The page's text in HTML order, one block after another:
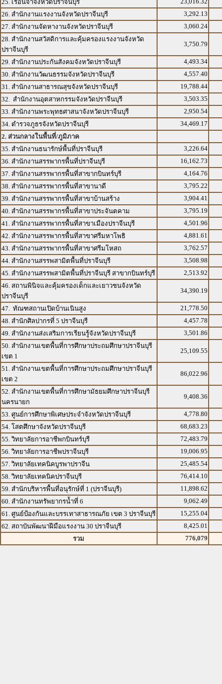
25. เรือนจำจังหวัดปราจีนบุรี
26. สำนักงานแรงงานจังหวัดปราจีนบุรี
3,292.13
27. สำนักงานจัดหางานจังหวัดปราจีนบุรี
3,060.24
28. สำนักงานสวัสดิการและคุ้มครองแรงงานจังหวัด
ปราจีนบุรี
3,750.79
29. สำนักงานประกันสังคมจังหวัดปราจีนบุรี
4,493.34
30. สำนักงานวัฒนธรรมจังหวัดปราจีนบุรี
4,557.40
31. สำนักงานสาธารณสุขจังหวัดปราจีนบุรี
19,788.44
32. สำนักงานอุตสาหกรรมจังหวัดปราจีนบุรี
3,503.35
33. สำนักงานพระพุทธศาสนาจังหวัดปราจีนบุรี
2,950.54
34. ตำรวจภูธรจังหวัดปราจีนบุรี
34,469.17
2. ส่วนกลางในพื้นที่/ภูมิภาค
35. สำนักงานธนารักษ์พื้นที่ปราจีนบุรี
3,226.64
36. สำนักงานสรรพากรพื้นที่ปราจีนบุรี
16,162.73
37. สำนักงานสรรพากรพื้นที่สาขากบินทร์บุรี
4,164.76
38. สำนักงานสรรพากรพื้นที่สาขานาดี
3,795.22
39. สำนักงานสรรพากรพื้นที่สาขาบ้านสร้าง
3,904.41
40. สำนักงานสรรพากรพื้นที่สาขาประจันตคาม
3,795.19
41. สำนักงานสรรพากรพื้นที่สาขาเมืองปราจีนบุรี
4,501.96
42. สำนักงานสรรพากรพื้นที่สาขาศรีมหาโพธิ
4,881.61
43. สำนักงานสรรพากรพื้นที่สาขาศรีมโหสถ
3,762.57
44. สำนักงานสรรพสามิตพื้นที่ปราจีนบุรี
3,508.98
45. สำนักงานสรรพสามิตพื้นที่ปราจีนบุรี สาขากบินทร์บุรี
2,513.92
46. สถานพินิจและคุ้มครองเด็กและเยาวชนจังหวัด
ปราจีนบุรี
34,390.19
47. ทัณฑสถานเปิดบ้านเนินสูง
21,778.50
48. สำนักศิลปากรที่ 5 ปราจีนบุรี
4,457.78
49. สำนักงานส่งเสริมการเรียนรู้จังหวัดปราจีนบุรี
3,501.86
50. สำนักงานเขตพื้นที่การศึกษาประถมศึกษาปราจีนบุรี
เขต 1
25,109.55
51. สำนักงานเขตพื้นที่การศึกษาประถมศึกษาปราจีนบุรี
เขต 2
86,022.96
52. สำนักงานเขตพื้นที่การศึกษามัธยมศึกษาปราจีนบุรี
นครนายก
9,408.36
53. ศูนย์การศึกษาพิเศษประจำจังหวัดปราจีนบุรี
4,778.80
54. โสตศึกษาจังหวัดปราจีนบุรี
68,683.23
55. วิทยาลัยการอาชีพกบินทร์บุรี
72,483.79
56. วิทยาลัยการอาชีพปราจีนบุรี
19,006.95
57. วิทยาลัยเทคนิคบูรพาปราจีน
25,485.54
58. วิทยาลัยเทคนิคปราจีนบุรี
76,414.10
59. สำนักบริหารพื้นที่อนุรักษ์ที่ 1 (ปราจีนบุรี)
11,898.62
60. สำนักงานทรัพยากรน้ำที่ 6
9,062.49
61. ศูนย์ป้องกันและบรรเทาสาธารณภัย เขต 3 ปราจีนบุรี
15,255.04
62. สถาบันพัฒนาฝีมือแรงงาน 30 ปราจีนบุรี
8,425.01
รวม
776,079